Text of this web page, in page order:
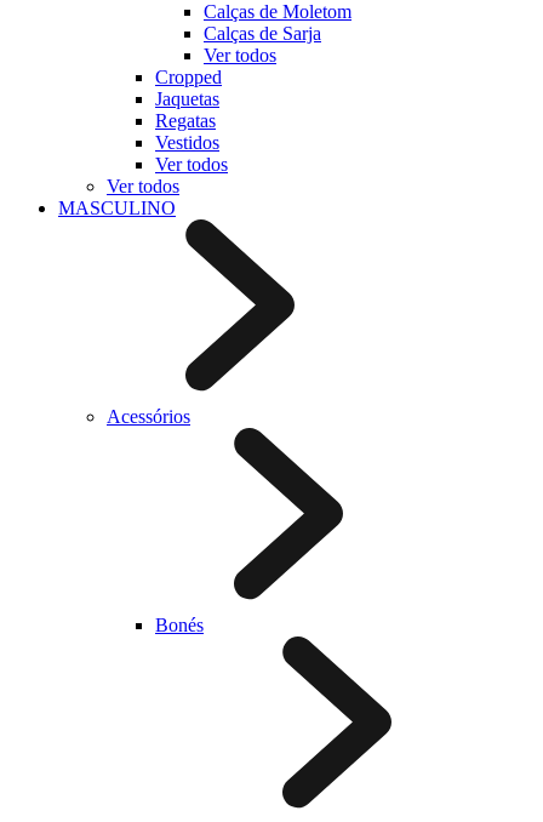
Calças de Moletom
Calças de Sarja
Ver todos
Cropped
Jaquetas
Regatas
Vestidos
Ver todos
Ver todos
MASCULINO
Acessórios
Bonés